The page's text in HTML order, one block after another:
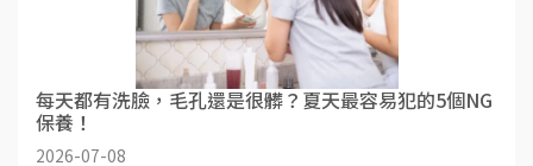
每天都有洗臉，毛孔還是很髒？夏天最容易犯的5個NG
保養！
2026-07-08